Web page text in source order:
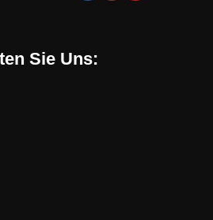
erhalten speziell für Sie
Mit uns können Sie eine
Sie Uns: